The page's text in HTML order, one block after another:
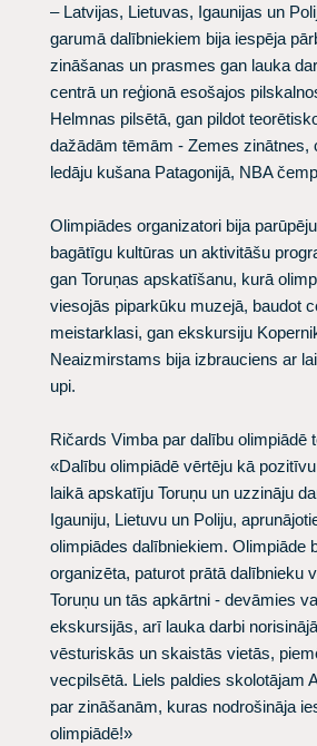
– Latvijas, Lietuvas, Igaunijas un
garumā dalībniekiem bija iespēja
zināšanas un prasmes gan lauka
centrā un reģionā esošajos
Helmnas pilsētā, gan pildot
dažādām tēmām - Zemes zinātnes,
ledāju kušana Patagonijā, NBA
Olimpiādes organizatori bija
bagātīgu kultūras un aktivitāšu
gan Toruņas apskatīšanu, kurā
viesojās piparkūku muzejā, baudot
meistarklasi, gan ekskursiju
Neaizmirstams bija izbrauciens ar
upi.
Ričards Vimba par dalību olimpiādē
«Dalību olimpiādē vērtēju kā
laikā apskatīju Toruņu un uzzināju
Igauniju, Lietuvu un Poliju,
olimpiādes dalībniekiem. Olimpiāde
organizēta, paturot prātā dalībnieku
Toruņu un tās apkārtni - devāmies
ekskursijās, arī lauka darbi
vēsturiskās un skaistās vietās,
vecpilsētā. Liels paldies skolotājam
par zināšanām, kuras nodrošināja
olimpiādē!»